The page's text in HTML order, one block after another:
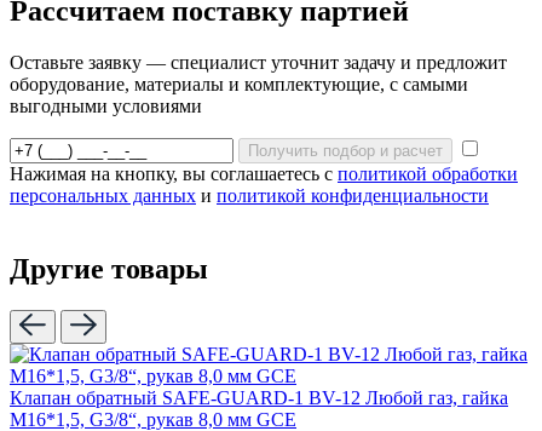
Рассчитаем поставку партией
Оставьте заявку — специалист уточнит задачу и предложит
оборудование, материалы и комплектующие, с самыми
выгодными условиями
Получить подбор и расчет
Нажимая на кнопку, вы соглашаетесь с политикой обработки
персональных данных и политикой конфиденциальности
Другие товары
Клапан обратный SAFE-GUARD-1 BV-12 Любой газ, гайка
M16*1,5, G3/8“, рукав 8,0 мм GCE